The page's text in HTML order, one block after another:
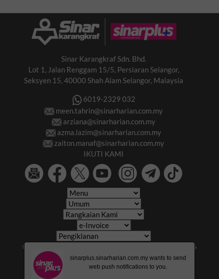
Sinar Karangkraf Sdn. Bhd.
Lot 1, Jalan Renggam 15/5, Persiaran Selangor,
Seksyen 15, 40000 Shah Alam Selangor, Malaysia
6019-2329 032
meen.tahrin@sinarharian.com.my
arziana@sinarharian.com.my
azma.lazim@sinarharian.com.my
zaiton.manaf@sinarharian.com.my
IKUTI KAMI
© 2026 All Rights Reserved • Karangkraf Group • © 2026
Hakcipta Terpelihara • Kumpulan Karangkraf